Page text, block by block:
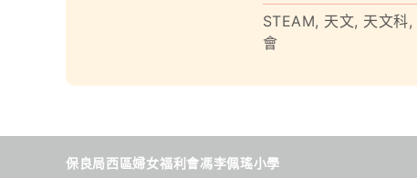
STEAM, 天文, 天文科,
會
保良局西區婦女福利會馮李佩瑤小學